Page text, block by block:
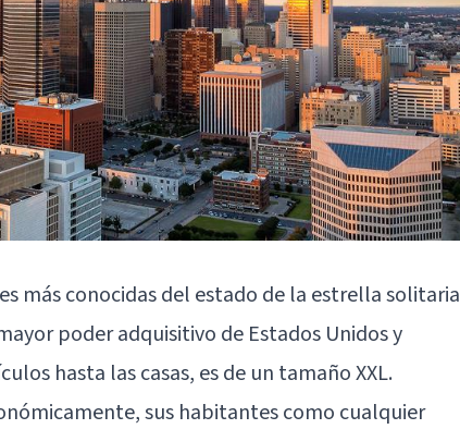
más conocidas del estado de la estrella solitaria
poder adquisitivo de Estados Unidos y
hasta las casas, es de un tamaño XXL.
sus habitantes como cualquier